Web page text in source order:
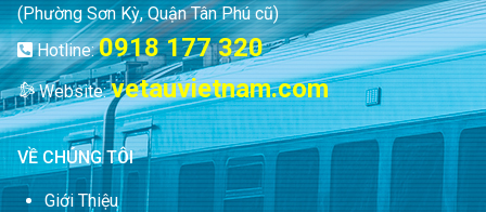
(Phường Sơn Kỳ, Quận Tân Phú cũ)
Hotline:0918 177 320
Website:vetauvietnam.com
VỀ CHÚNG TÔI
Giới Thiệu